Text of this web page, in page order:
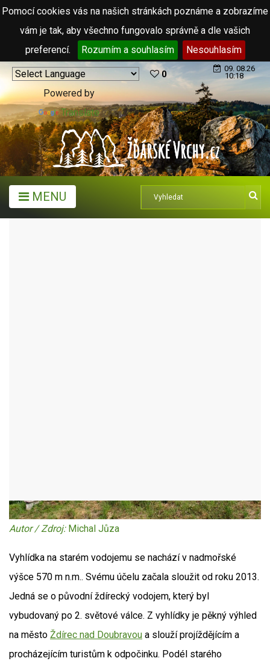
Pomocí cookies vás na našich stránkách poznáme a zobrazíme
vám je tak, aby všechno fungovalo správně a dle vašich
preferencí.
Rozumím a souhlasím Nesouhlasím
Powered by
Translate
0
09. 08.26
10:18
MENU
Autor / Zdroj: Michal Jůza
Vyhlídka na starém vodojemu se nachází v nadmořské
výšce 570 m n.m.. Svému účelu začala sloužit od roku 2013.
Jedná se o původní ždírecký vodojem, který byl
vybudovaný po 2. světové válce. Z vyhlídky je pěkný výhled
na město Ždírec nad Doubravou a slouží projíždějícím a
procházejícím turistům k odpočinku. Podél starého